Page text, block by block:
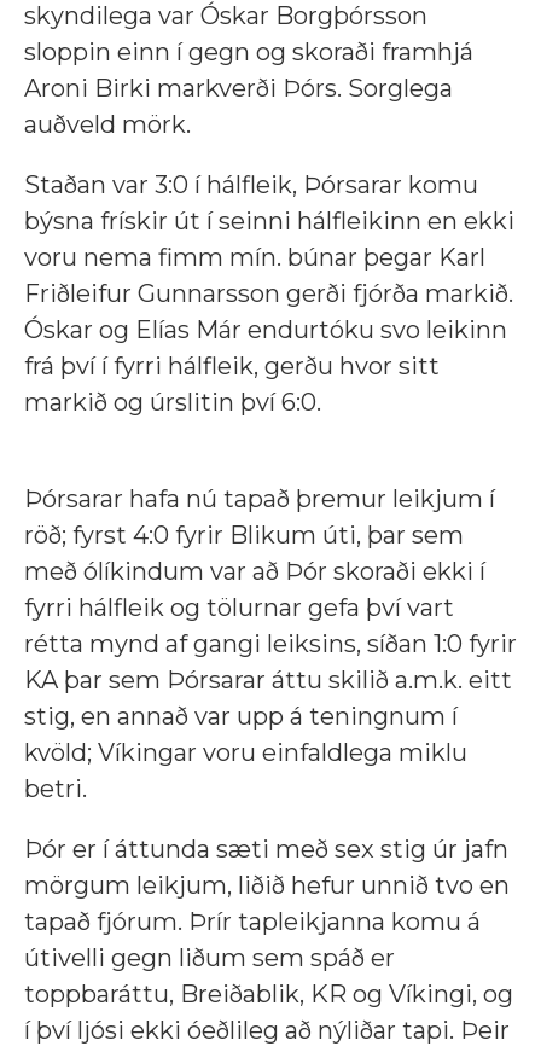
skyndilega var Óskar Borgþórsson
sloppin einn í gegn og skoraði framhjá
Aroni Birki markverði Þórs. Sorglega
auðveld mörk.
Staðan var 3:0 í hálfleik, Þórsarar komu
býsna frískir út í seinni hálfleikinn en ekki
voru nema fimm mín. búnar þegar Karl
Friðleifur Gunnarsson gerði fjórða markið.
Óskar og Elías Már endurtóku svo leikinn
frá því í fyrri hálfleik, gerðu hvor sitt
markið og úrslitin því 6:0.
Þórsarar hafa nú tapað þremur leikjum í
röð; fyrst 4:0 fyrir Blikum úti, þar sem
með ólíkindum var að Þór skoraði ekki í
fyrri hálfleik og tölurnar gefa því vart
rétta mynd af gangi leiksins, síðan 1:0 fyrir
KA þar sem Þórsarar áttu skilið a.m.k. eitt
stig, en annað var upp á teningnum í
kvöld; Víkingar voru einfaldlega miklu
betri.
Þór er í áttunda sæti með sex stig úr jafn
mörgum leikjum, liðið hefur unnið tvo en
tapað fjórum. Þrír tapleikjanna komu á
útivelli gegn liðum sem spáð er
toppbaráttu, Breiðablik, KR og Víkingi, og
í því ljósi ekki óeðlileg að nýliðar tapi. Þeir